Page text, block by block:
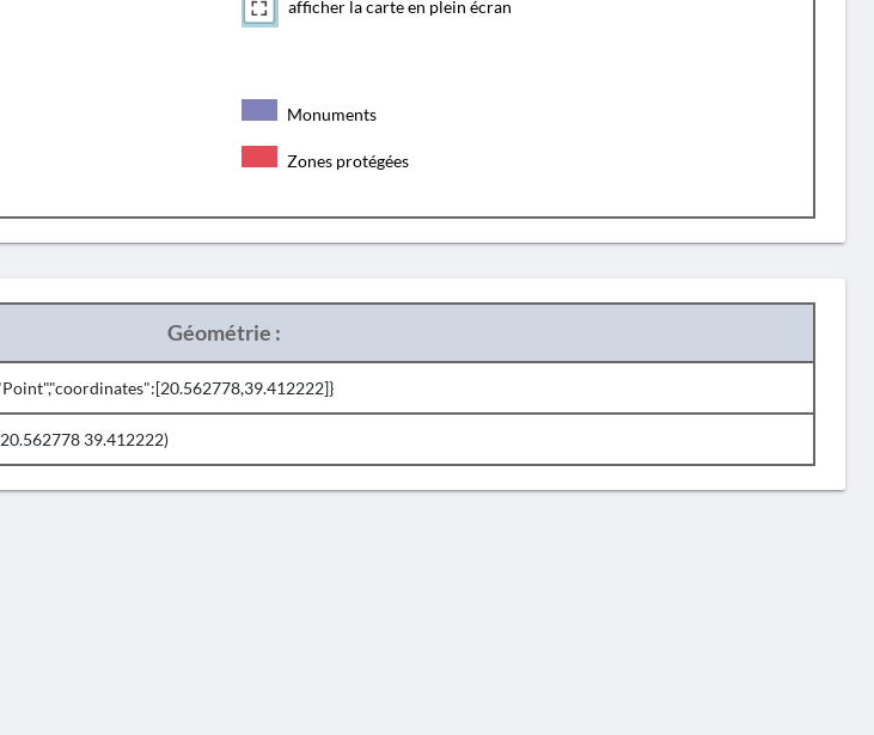
afficher la carte en plein écran
Monuments
Zones protégées
Géométrie :
39.412222)